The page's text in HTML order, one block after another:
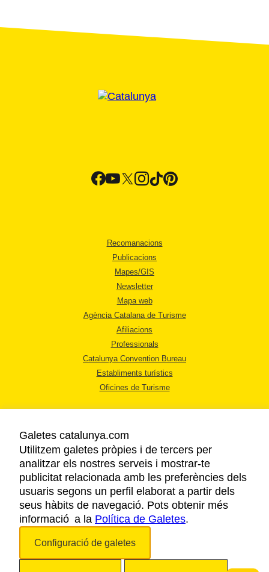
Recomanacions
Publicacions
Mapes/GIS
Newsletter
Mapa web
Agència Catalana de Turisme
Afiliacions
Professionals
Catalunya Convention Bureau
Establiments turístics
Oficines de Turisme
AVÍS LEGAL
POLÍTICA DE PRIVACITAT
COOKIES
ACCESSIBILITAT
Galetes catalunya.com
Utilitzem galetes pròpies i de tercers per
analitzar els nostres serveis i mostrar-te
publicitat relacionada amb les preferències dels
usuaris segons un perfil elaborat a partir dels
seus hàbits de navegació. Pots obtenir més
informació a la Política de Galetes.
Configuració de galetes